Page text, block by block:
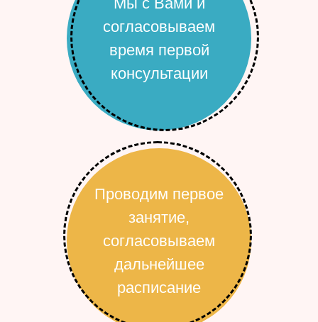
согласовываем
время первой
консультации
Проводим первое
занятие,
согласовываем
дальнейшее
расписание